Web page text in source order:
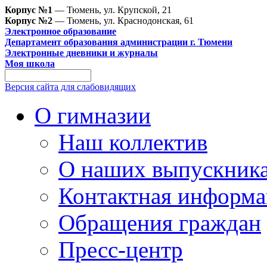
Корпус №1 — Тюмень, ул. Крупской, 21
Корпус №2 — Тюмень, ул. Краснодонская, 61
Электронное образование
Департамент образования администрации г. Тюмени
Электронные дневники и журналы
Моя школа
Версия сайта для слабовидящих
О гимназии
Наш коллектив
О наших
Контактная
Обращения граждан
Пресс-центр